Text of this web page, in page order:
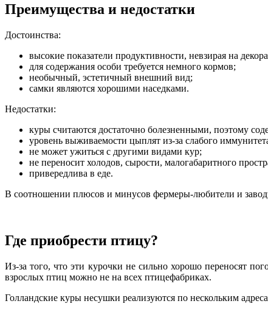
Преимущества и недостатки
Достоинства:
высокие показатели продуктивности, невзирая на
для содержания особи требуется немного кормов;
необычный, эстетичный внешний вид;
самки являются хорошими наседками.
Недостатки:
куры считаются достаточно болезненными, поэтому
уровень выживаемости цыплят из-за слабого
не может ужиться с другими видами кур;
не переносит холодов, сырости, малогабаритного
привередлива в еде.
В соотношении плюсов и минусов фермеры-любители и
Где приобрести птицу?
Из-за того, что эти курочки не сильно хорошо переносят
взрослых птиц можно не на всех птицефабриках.
Голландские куры несушки реализуются по нескольким